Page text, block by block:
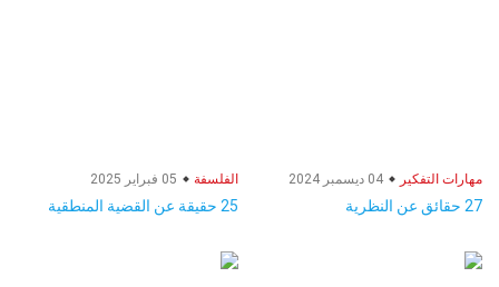
مهارات التفكير
27 حقائق عن النظرية
الفلسفة
25 حقيقة عن القضية المنطقية